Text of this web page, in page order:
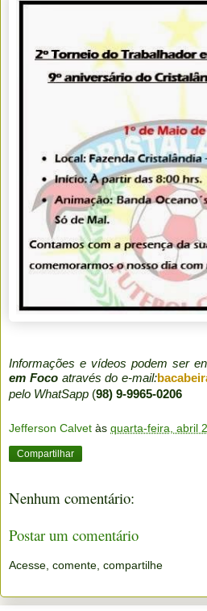
Informações e vídeos podem ser
em Focoatravés do e-mail:
pelo WhatSapp (98) 9-9965-0206
Jefferson Calvet às quarta-feira, abril
Compartilhar
Nenhum comentário:
Postar um comentário
Acesse, comente, compartilhe